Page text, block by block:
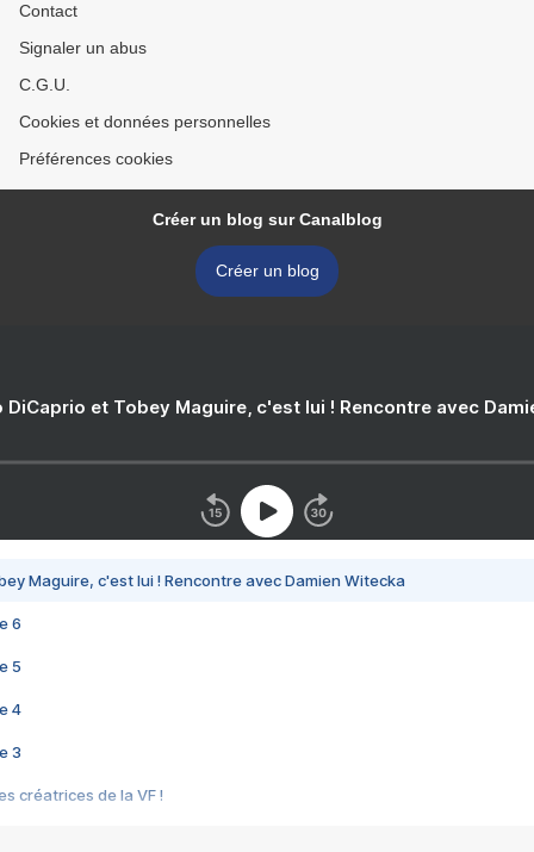
Contact
Signaler un abus
C.G.U.
Cookies et données personnelles
Préférences cookies
Créer un blog sur Canalblog
Créer un blog
DiCaprio et Tobey Maguire, c'est lui ! Rencontre avec
Maguire, c'est lui ! Rencontre avec Damien Witecka
6
5
4
3
créatrices de la VF !